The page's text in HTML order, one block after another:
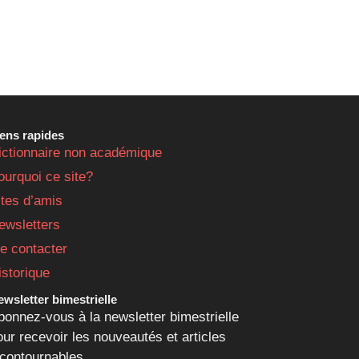
rapides
non académique
ce site?
d’amis
contacter
bimestrielle
vous à la newsletter bimestrielle
recevoir les nouveautés et articles